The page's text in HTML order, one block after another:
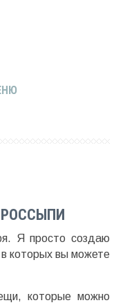
Я просто создаю
которых вы можете
которые можно